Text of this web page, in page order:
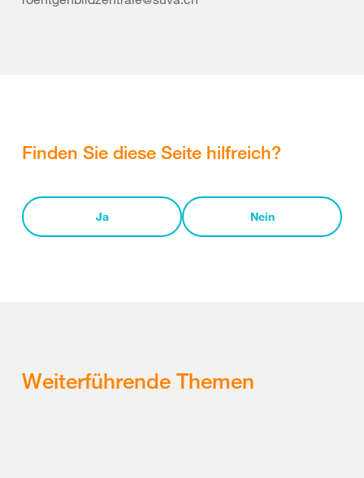
Finden Sie diese Seite hilfreich?
Ja Nein
Weiterführende Themen